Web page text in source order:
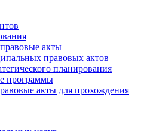
акты
правовых актов
планирования
программы
акты для прохождения